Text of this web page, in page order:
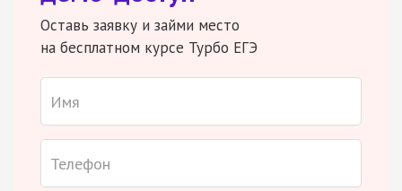
Оставь заявку и займи место
на бесплатном курсе Турбо ЕГЭ